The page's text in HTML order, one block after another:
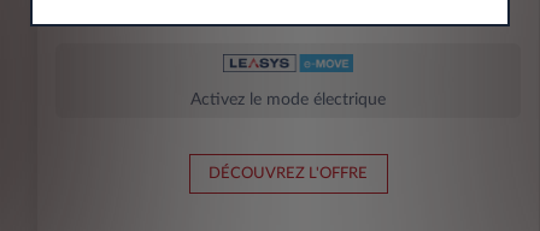
Activez le mode électrique
DÉCOUVREZ L'OFFRE